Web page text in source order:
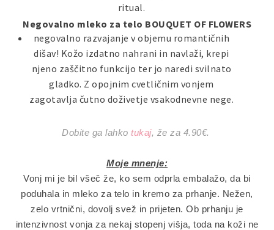
ritual.
Negovalno mleko za telo BOUQUET OF FLOWERS
negovalno razvajanje v objemu romantičnih
dišav! Kožo izdatno nahrani in navlaži, krepi
njeno zaščitno funkcijo ter jo naredi svilnato
gladko. Z opojnim cvetličnim vonjem
zagotavlja čutno doživetje vsakodnevne nege.
Dobite ga lahko tukaj, že za 4.90€.
Moje mnenje:
Vonj mi je bil všeč že, ko sem odprla embalažo, da bi
poduhala in mleko za telo in kremo za prhanje. Nežen,
zelo vrtnični, dovolj svež in prijeten. Ob prhanju je
intenzivnost vonja za nekaj stopenj višja, toda na koži ne